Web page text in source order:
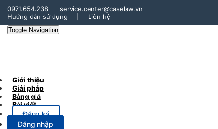
0971.654.238
service.center@caselaw.vn
Hướng dẫn sử dụng
Liên hệ
Toggle Navigation
Giới thiệu
Giải pháp
Bảng giá
Bài viết
Đăng ký
Đăng nhập